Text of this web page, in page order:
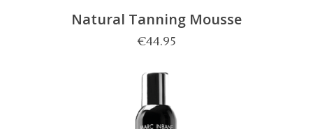
Natural Tanning Mousse
€44.95